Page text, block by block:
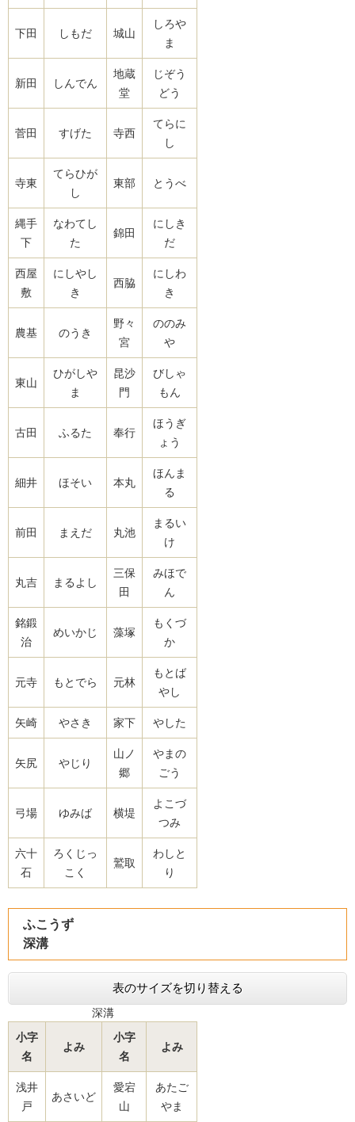
下田 しもだ 城山
しろや
ま
新田 しんでん
地蔵
堂
じぞう
どう
菅田 すげた 寺西
てらに
し
寺東
てらひが
し
東部 とうべ
縄手
下
なわてし
た
錦田
にしき
だ
西屋
敷
にしやし
き
西脇
にしわ
き
農基 のうき
野々
宮
ののみ
や
東山
ひがしや
ま
昆沙
門
びしゃ
もん
古田 ふるた 奉行
ほうぎ
ょう
細井 ほそい 本丸
ほんま
る
前田 まえだ 丸池
まるい
け
丸吉 まるよし
三保
田
みほで
ん
銘鍛
治
めいかじ 藻塚
もくづ
か
元寺 もとでら 元林
もとば
やし
矢崎 やさき 家下 やした
矢尻 やじり
山ノ
郷
やまの
ごう
弓場 ゆみば 横堤
よこづ
つみ
六十
石
ろくじっ
こく
鷲取
わしと
り
ふこうず
深溝
表のサイズを切り替える
深溝
小字
名
よみ
小字
名
よみ
浅井
戸
あさいど
愛宕
山
あたご
やま